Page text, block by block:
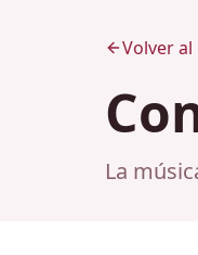
Volver al
La